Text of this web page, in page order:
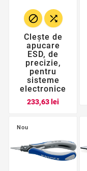
 
Clește de
apucare
ESD, de
precizie,
pentru
sisteme
electronice
233,63 lei
Nou